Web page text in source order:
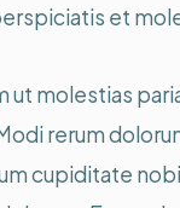
et
ut molestias
rerum
cupiditate